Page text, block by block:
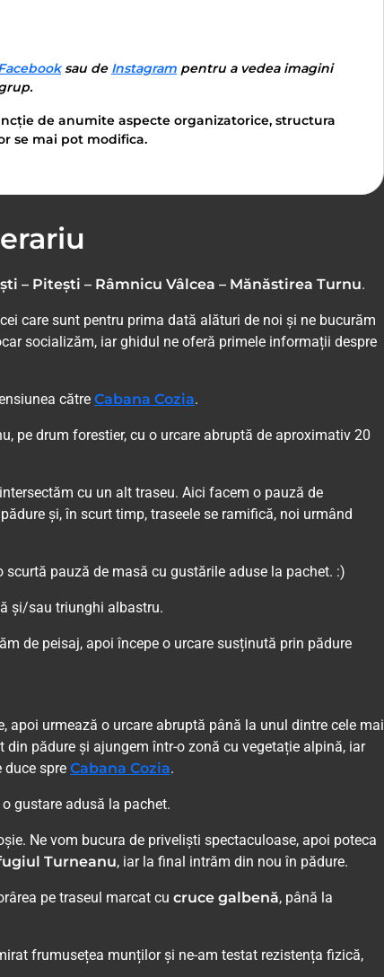
sau de Instagram pentru a vedea imagini
de anumite aspecte organizatorice, structura
se mai pot modifica.
– Pitești – Râmnicu Vâlcea – Mănăstirea Turnu.
care sunt pentru prima dată alături de noi și ne bucurăm
socializăm, iar ghidul ne oferă primele informații despre
către Cabana Cozia.
pe drum forestier, cu o urcare abruptă de aproximativ 20
cu un alt traseu. Aici facem o pauză de
și, în scurt timp, traseele se ramifică, noi urmând
scurtă pauză de masă cu gustările aduse la pachet. :)
și/sau triunghi albastru.
de peisaj, apoi începe o urcare susținută prin pădure
urmează o urcare abruptă până la unul dintre cele mai
pădure și ajungem într-o zonă cu vegetație alpină, iar
spre Cabana Cozia.
gustare adusă la pachet.
Ne vom bucura de priveliști spectaculoase, apoi poteca
Turneanu, iar la final intrăm din nou în pădure.
pe traseul marcat cu cruce galbenă, până la
frumusețea munților și ne-am testat rezistența fizică,